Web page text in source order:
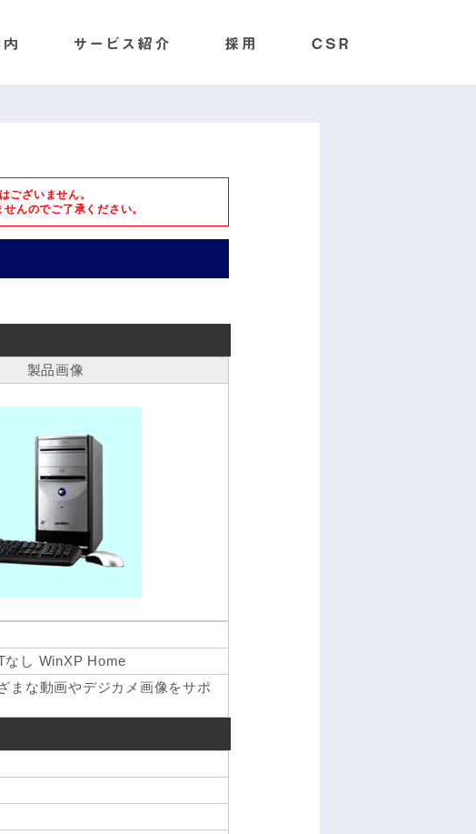
ございません。
んのでご了承ください。
製品画像
し WinXP Home
まな動画やデジカメ画像をサポ